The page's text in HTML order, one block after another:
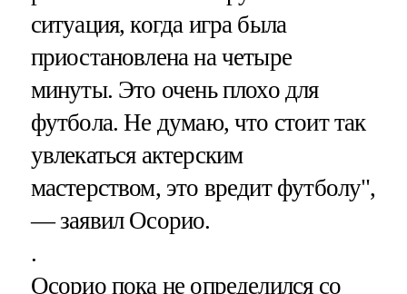
ситуация, когда игра была
приостановлена на четыре
минуты. Это очень плохо для
футбола. Не думаю, что стоит так
увлекаться актерским
мастерством, это вредит футболу",
— заявил Осорио.
.
Осорио пока не определился со